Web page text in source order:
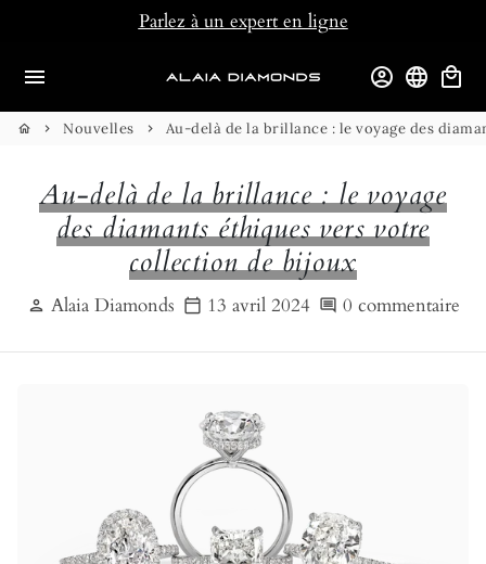
contenu
Parlez à un expert en ligne
menu account_circle language local_mall
home keyboard_arrow_right Nouvelles keyboard_arrow_right Au-delà de la brillance : le voyage des
Au-delà de la brillance : le voyage
des diamants éthiques vers votre
collection de bijoux
person Alaia Diamonds calendar_today 13 avril 2024 comment 0 commentaire